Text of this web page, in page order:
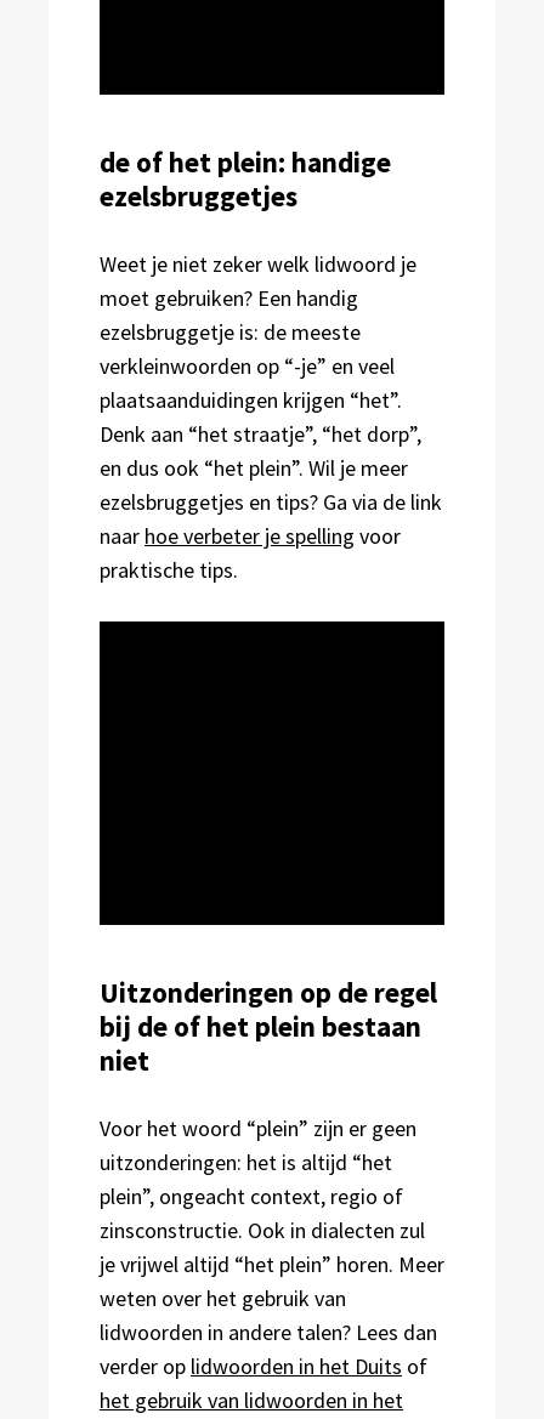
de of het plein: handige
ezelsbruggetjes
Weet je niet zeker welk lidwoord je
moet gebruiken? Een handig
ezelsbruggetje is: de meeste
verkleinwoorden op “-je” en veel
plaatsaanduidingen krijgen “het”.
Denk aan “het straatje”, “het dorp”,
en dus ook “het plein”. Wil je meer
ezelsbruggetjes en tips? Ga via de link
naar hoe verbeter je spelling voor
praktische tips.
Uitzonderingen op de regel
bij de of het plein bestaan
niet
Voor het woord “plein” zijn er geen
uitzonderingen: het is altijd “het
plein”, ongeacht context, regio of
zinsconstructie. Ook in dialecten zul
je vrijwel altijd “het plein” horen. Meer
weten over het gebruik van
lidwoorden in andere talen? Lees dan
verder op lidwoorden in het Duits of
het gebruik van lidwoorden in het